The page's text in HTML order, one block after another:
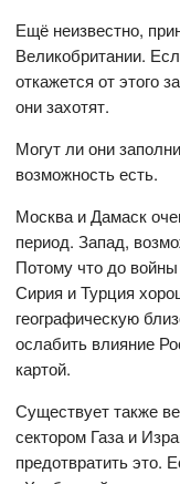
Ещё неизвестно,
Великобритании.
откажется от этого
они захотят.
Могут ли они
возможность есть.
Москва и Дамаск
период. Запад,
Потому что до
Сирия и Турция
географическую
ослабить влияние
картой.
Существует также
сектором Газа и
предотвратить это.